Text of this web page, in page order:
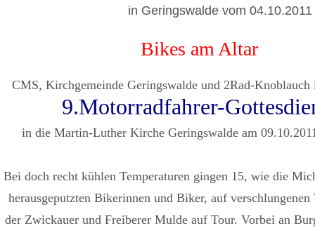
in Geringswalde vom 04.10.2011
Bikes am Altar
CMS, Kirchgemeinde Geringswalde und 2Rad-Knoblauch
9.Motorradfahrer-
in die Martin-Luther Kirche Geringswalde am
Bei doch recht kühlen Temperaturen gingen 15, wie die
herausgeputzten Bikerinnen und Biker, auf verschlungenen
der Zwickauer und Freiberer Mulde auf Tour. Vorbei an